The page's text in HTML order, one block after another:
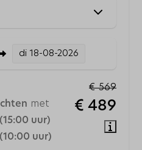
di 18-08-2026
€ 569
€ 489
met
uur)
uur)